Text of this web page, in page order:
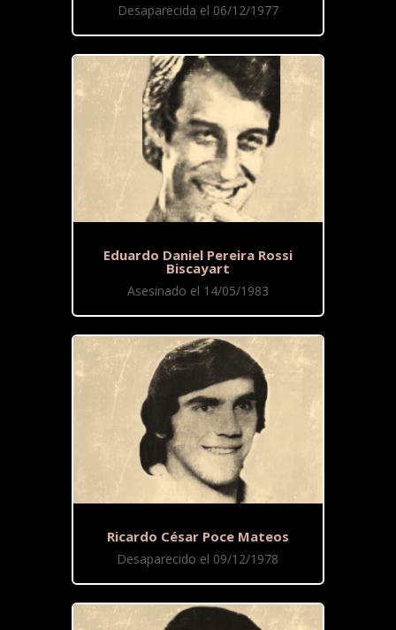
Desaparecida el 06/12/1977
Eduardo Daniel Pereira Rossi
Biscayart
Asesinado el 14/05/1983
Ricardo César Poce Mateos
Desaparecido el 09/12/1978